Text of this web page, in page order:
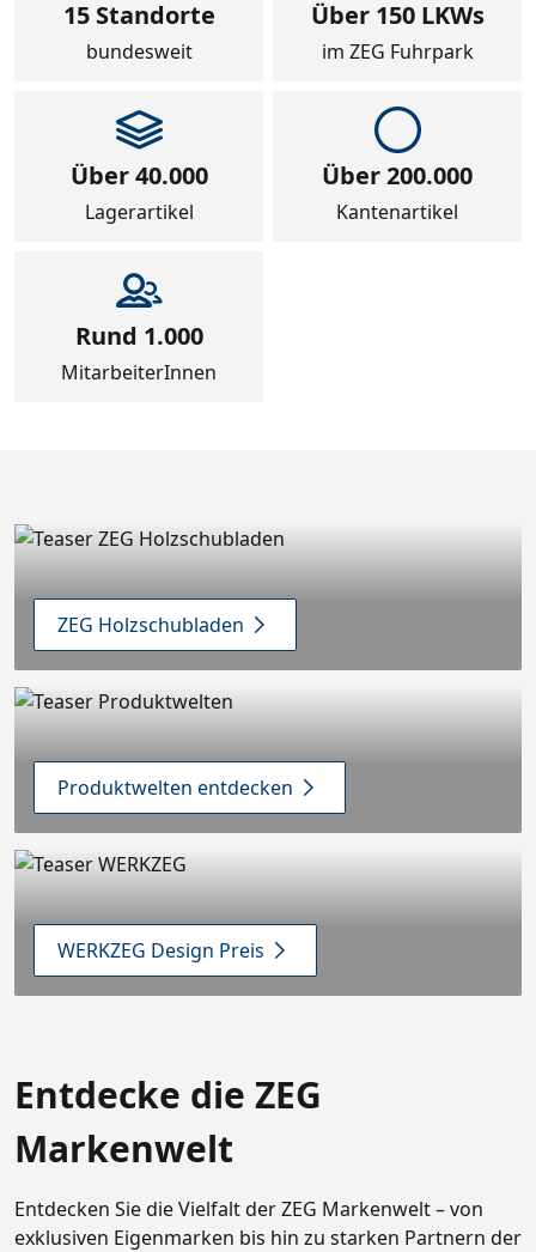
15 Standorte
bundesweit
Über 150 LKWs
im ZEG Fuhrpark
Über 40.000
Lagerartikel
Über 200.000
Kantenartikel
Rund 1.000
MitarbeiterInnen
ZEG Holzschubladen
Produktwelten entdecken
WERKZEG Design Preis
Entdecke die ZEG
Markenwelt
Entdecken Sie die Vielfalt der ZEG Markenwelt – von
exklusiven Eigenmarken bis hin zu starken Partnern der